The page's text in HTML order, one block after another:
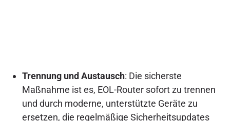
Trennung und Austausch: Die sicherste
Maßnahme ist es, EOL-Router sofort zu trennen
und durch moderne, unterstützte Geräte zu
ersetzen, die regelmäßige Sicherheitsupdates